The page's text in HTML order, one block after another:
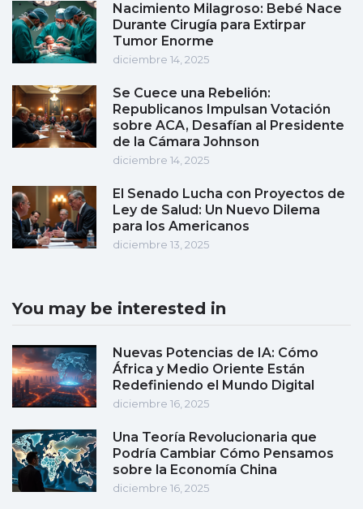
Nacimiento Milagroso: Bebé Nace
Durante Cirugía para Extirpar
Tumor Enorme
diciembre 14, 2025
Se Cuece una Rebelión:
Republicanos Impulsan Votación
sobre ACA, Desafían al Presidente
de la Cámara Johnson
diciembre 14, 2025
El Senado Lucha con Proyectos de
Ley de Salud: Un Nuevo Dilema
para los Americanos
diciembre 13, 2025
You may be interested in
Nuevas Potencias de IA: Cómo
África y Medio Oriente Están
Redefiniendo el Mundo Digital
diciembre 16, 2025
Una Teoría Revolucionaria que
Podría Cambiar Cómo Pensamos
sobre la Economía China
diciembre 16, 2025